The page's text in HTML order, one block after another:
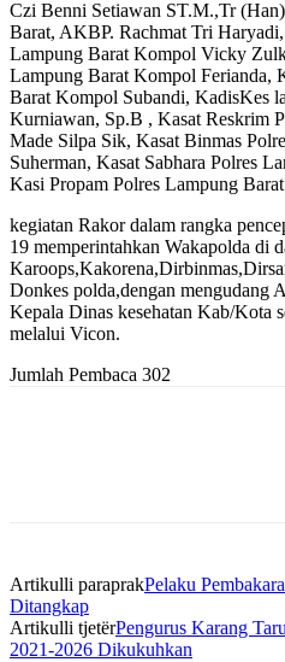
Czi Benni Setiawan ST.M.,Tr
Barat, AKBP. Rachmat Tri
Lampung Barat Kompol Vicky
Lampung Barat Kompol Ferianda,
Barat Kompol Subandi, KadisKes
Kurniawan, Sp.B , Kasat Reskrim
Made Silpa Sik, Kasat Binmas
Suherman, Kasat Sabhara Polres
Kasi Propam Polres Lampung
kegiatan Rakor dalam rangka
19 memperintahkan Wakapolda di
Donkes polda,dengan mengudang
Kepala Dinas kesehatan Kab/Kota
melalui Vicon.
Jumlah Pembaca 302
Artikulli paraprakPelaku
Ditangkap
Artikulli tjetërPengurus Karang
2021-2026 Dikukuhkan